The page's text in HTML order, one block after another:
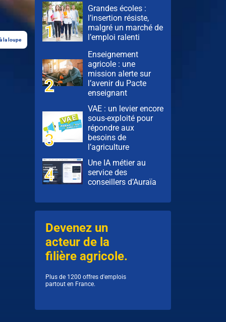
la loupe
Grandes écoles :
l’insertion résiste,
malgré un marché de
l’emploi ralenti
Enseignement
agricole : une
mission alerte sur
l’avenir du Pacte
enseignant
VAE : un levier encore
sous-exploité pour
répondre aux
besoins de
l’agriculture
Une IA métier au
service des
conseillers d’Auraïa
Devenez un
acteur de la
filière agricole.
Plus de 1200 offres d'emplois
partout en France.